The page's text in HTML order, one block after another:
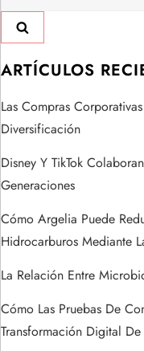
c
i
ó
n
d
e
e
n
t
ARTÍCULOS
Las Compras
Diversificación
Disney Y TikTok
Generaciones
Cómo Argelia Puede
Hidrocarburos Mediante
La Relación Entre
Cómo Las Pruebas De
Transformación Digital De